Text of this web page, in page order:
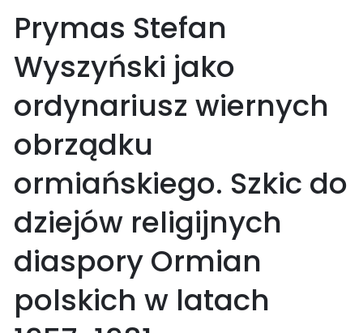
Prymas Stefan
Wyszyński jako
ordynariusz wiernych
obrządku
ormiańskiego. Szkic do
dziejów religijnych
diaspory Ormian
polskich w latach